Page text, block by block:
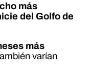
más
del Golfo de
más
varían